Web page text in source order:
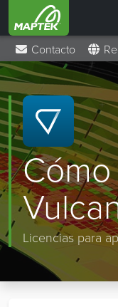
Contacto
Licencias para